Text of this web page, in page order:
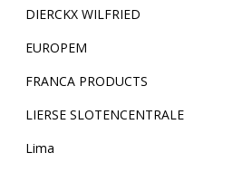
DIERCKX WILFRIED
EUROPEM
FRANCA PRODUCTS
LIERSE SLOTENCENTRALE
Lima